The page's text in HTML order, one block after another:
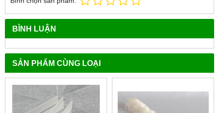
BÌNH LUẬN
SẢN PHẨM CÙNG LOẠI